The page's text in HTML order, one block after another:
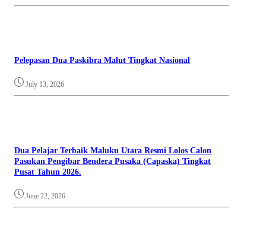
Pelepasan Dua Paskibra Malut Tingkat Nasional
July 13, 2026
Dua Pelajar Terbaik Maluku Utara Resmi Lolos Calon
Pasukan Pengibar Bendera Pusaka (Capaska) Tingkat
Pusat Tahun 2026.
June 22, 2026